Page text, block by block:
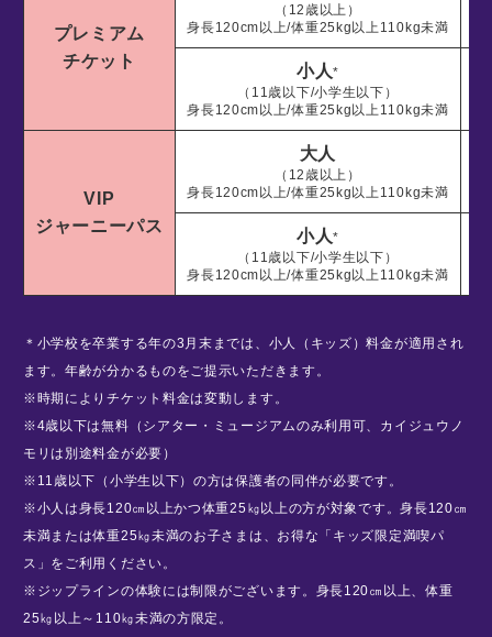
プレミアム
チケット
（12歳以上）
身長120cm以上/体重25kg以上110kg未満
小人*
（11歳以下/小学生以下）
身長120cm以上/体重25kg以上110kg未満
VIP
ジャーニーパス
大人
（12歳以上）
身長120cm以上/体重25kg以上110kg未満
小人*
（11歳以下/小学生以下）
身長120cm以上/体重25kg以上110kg未満
＊小学校を卒業する年の3月末までは、小人（キッズ）料金が適用され
ます。年齢が分かるものをご提示いただきます。
※時期によりチケット料金は変動します。
※4歳以下は無料（シアター・ミュージアムのみ利用可、カイジュウノ
モリは別途料金が必要）
※11歳以下（小学生以下）の方は保護者の同伴が必要です。
※小人は身長120㎝以上かつ体重25㎏以上の方が対象です。身長120㎝
未満または体重25㎏未満のお子さまは、お得な「キッズ限定満喫パ
ス」をご利用ください。
※ジップラインの体験には制限がございます。身長120㎝以上、体重
25㎏以上～110㎏未満の方限定。